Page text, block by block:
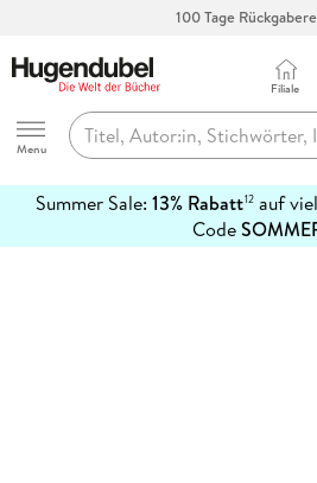
100 Tage
Hugendubel
Menu
Filiale
Summer Sale: 13% Rabatt12auf
Code
erfahren